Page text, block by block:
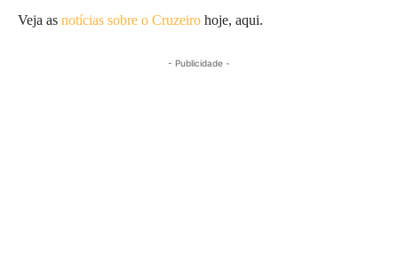
Veja as notícias sobre o Cruzeiro hoje, aqui.
- Publicidade -